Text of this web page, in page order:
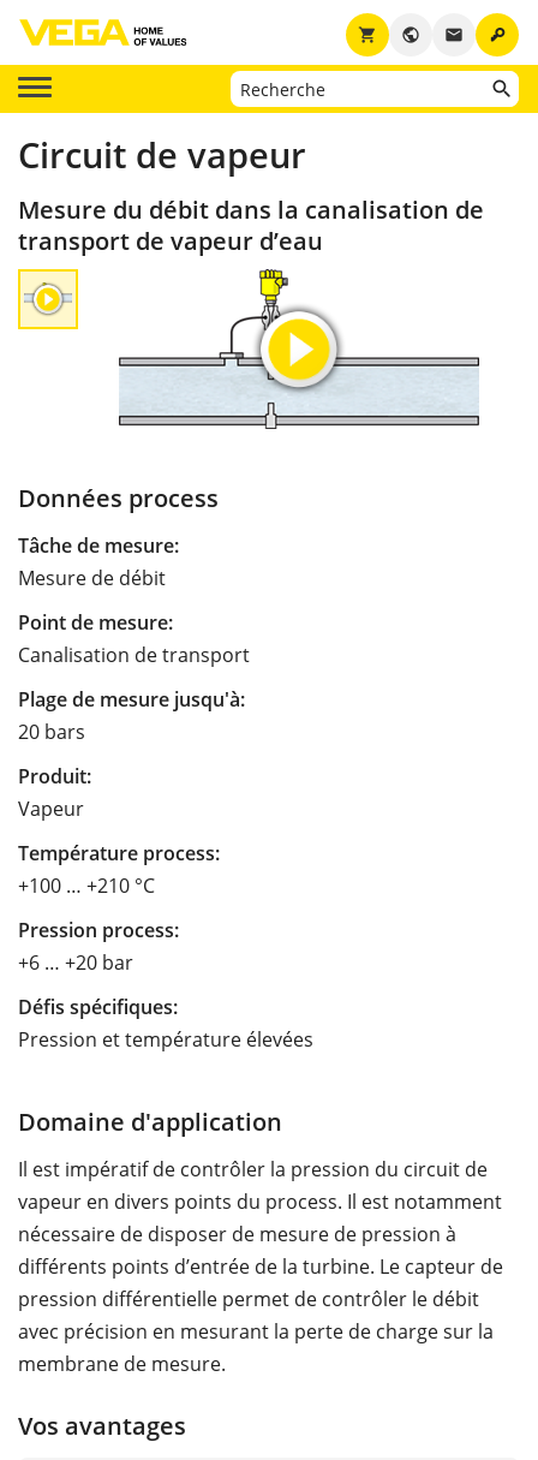
key
email
public
shopping_cart
Circuit de vapeur
Mesure du débit dans la canalisation de
transport de vapeur d’eau
Données process
Tâche de mesure:
Mesure de débit
Point de mesure:
Canalisation de transport
Plage de mesure jusqu'à:
20 bars
Produit:
Vapeur
Température process:
+100 … +210 °C
Pression process:
+6 … +20 bar
Défis spécifiques:
Pression et température élevées
Domaine d'application
Il est impératif de contrôler la pression du circuit de
vapeur en divers points du process. Il est notamment
nécessaire de disposer de mesure de pression à
différents points d’entrée de la turbine. Le capteur de
pression différentielle permet de contrôler le débit
avec précision en mesurant la perte de charge sur la
membrane de mesure.
Vos avantages